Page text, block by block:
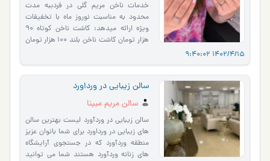
1402/4/15 9:40:02
خدمات ناخن مریم گلی در فردببه مدت
محدود به مناسبت نوروز ماه با تخفیفات
ویژه ارائه میدهد: کاشت ناخن کوتاه ۹۰
هزار تومان کاشت ناخن بلند 100 هزار تومان
سالن زیبایی در ورداورد
سالن مریم مبینا
سالن زیبایی در وردآورد لیست بهترین سالن
های زیبایی در ورداورد برای شما بانوان عزیز
منطقه وردآورد که در جستجوی آرایشگاه
های زنانه وردآورد هستند شما می توانید